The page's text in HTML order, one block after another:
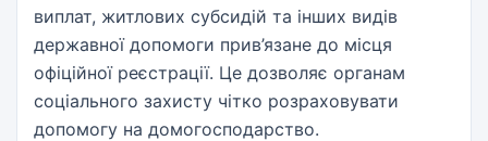
виплат, житлових субсидій та інших видів
державної допомоги прив’язане до місця
офіційної реєстрації. Це дозволяє органам
соціального захисту чітко розраховувати
допомогу на домогосподарство.